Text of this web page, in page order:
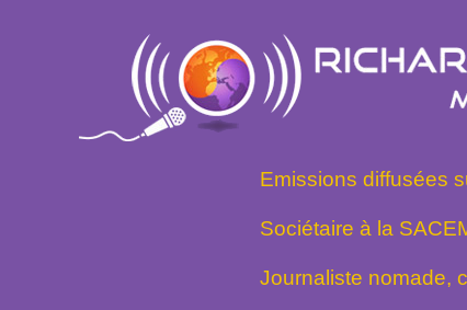
Emissions diffusées
Sociétaire à la
Journaliste nomade,